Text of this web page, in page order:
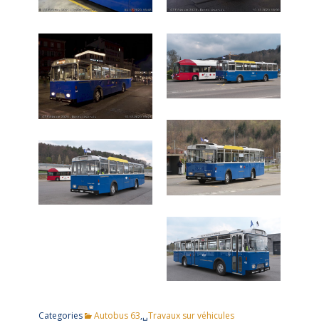
Categories Autobus 63,␣Travaux sur véhicules